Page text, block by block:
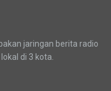
jaringan berita radio
di 3 kota.